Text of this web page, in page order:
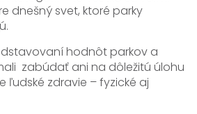
dnešný svet, ktoré parky
hodnôt parkov a
zabúdať ani na dôležitú úlohu
ľudské zdravie – fyzické aj